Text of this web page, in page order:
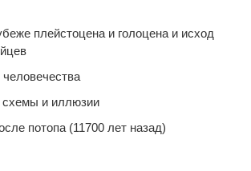
плейстоцена и голоцена и исход
схемы и иллюзии
потопа (11700 лет назад)